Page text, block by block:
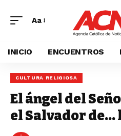
Aa
INICIO ENCUENTROS
CULTURA RELIGIOSA
El ángel del
el Salvador de…